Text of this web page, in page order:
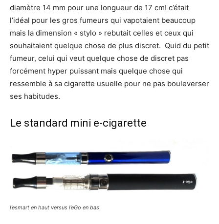
diamètre 14 mm pour une longueur de 17 cm! c’était
l’idéal pour les gros fumeurs qui vapotaient beaucoup
mais la dimension « stylo » rebutait celles et ceux qui
souhaitaient quelque chose de plus discret. Quid du petit
fumeur, celui qui veut quelque chose de discret pas
forcément hyper puissant mais quelque chose qui
ressemble à sa cigarette usuelle pour ne pas bouleverser
ses habitudes.
Le standard mini e-cigarette
l’esmart en haut versus l’eGo en bas